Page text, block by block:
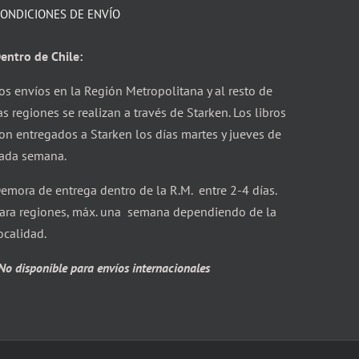
DE ENVÍO
de Chile:
envíos en la Región Metropolitana y al resto de
regiones se realizan a través de Starken. Los libros
entregados a Starken los días martes y jueves de
semana.
de entrega dentro de la R.M. entre 2-4 días.
regiones, máx. una semana dependiendo de la
disponible para envíos internacionales